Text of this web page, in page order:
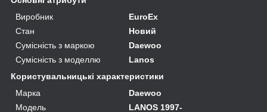
Виробник
EuroEx
Стан
Новий
Сумісність з маркою
Daewoo
Сумісність з моделлю
Lanos
Користувальницькі характеристики
Марка
Daewoo
Мoдель
LANOS 1997-